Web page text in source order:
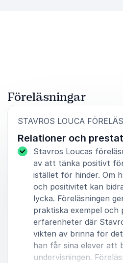
Föreläsningar
STAVROS LOUCA
Relationer och
Stavros Loucas
av att tänka positivt
istället för hinder. Om
och positivitet kan
lycka. Föreläsningen
praktiska exempel och
erfarenheter där
vikten av brinna för
han får sina elever att
undervisningen.